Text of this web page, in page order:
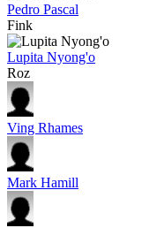
Pedro Pascal
Fink
Lupita Nyong'o
Roz
Ving Rhames
Mark Hamill